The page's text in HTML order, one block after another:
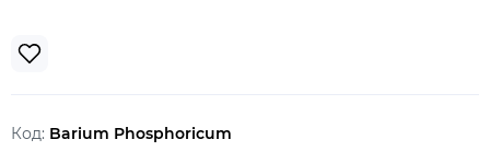
Код: Barium Phosphoricum